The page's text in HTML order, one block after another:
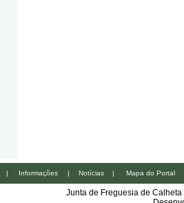
| Informações | Notícias | Mapa do Portal
Junta de Freguesia de